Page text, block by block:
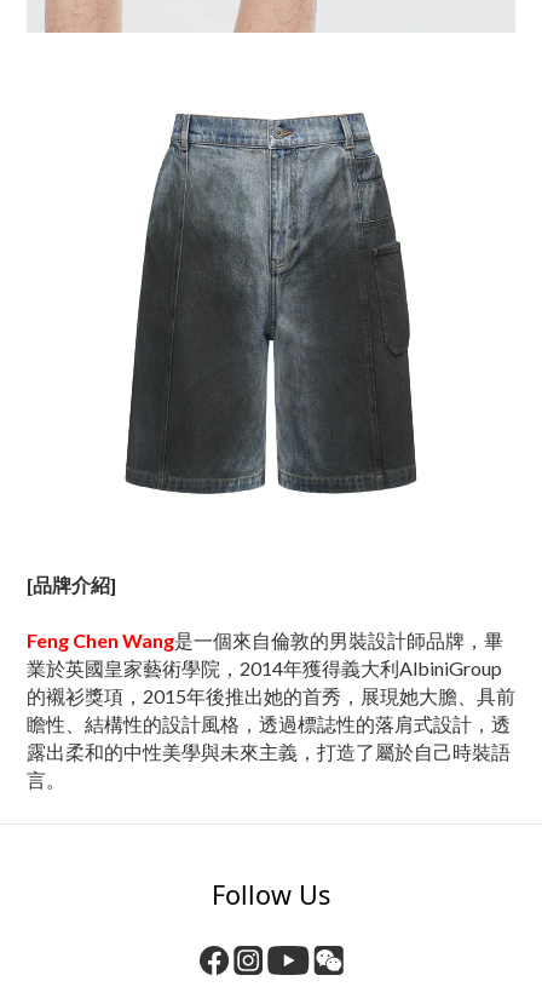
[品牌介紹]
Feng Chen Wang是一個來自倫敦的男裝設計師品牌，畢
業於英國皇家藝術學院，2014年獲得義大利AlbiniGroup
的襯衫獎項，2015年後推出她的首秀，展現她大膽、具前
瞻性、結構性的設計風格，透過標誌性的落肩式設計，透
露出柔和的中性美學與未來主義，打造了屬於自己時裝語
言。
Follow Us